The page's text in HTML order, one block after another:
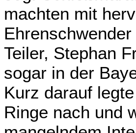
machten mit
Teiler, Stephan
sogar in der
Kurz darauf
Ringe nach und